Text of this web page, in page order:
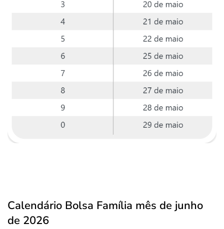
Calendário Bolsa Família mês de junho
de 2026